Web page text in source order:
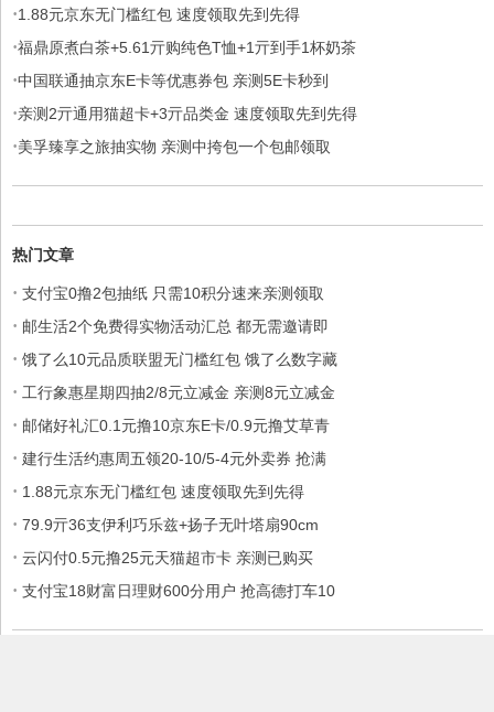
·1.88元京东无门槛红包 速度领取先到先得
·福鼎原煮白茶+5.61亓购纯色T恤+1亓到手1杯奶茶
·中国联通抽京东E卡等优惠券包 亲测5E卡秒到
·亲测2亓通用猫超卡+3亓品类金 速度领取先到先得
·美孚臻享之旅抽实物 亲测中挎包一个包邮领取
热门文章
· 支付宝0撸2包抽纸 只需10积分速来亲测领取
· 邮生活2个免费得实物活动汇总 都无需邀请即
· 饿了么10元品质联盟无门槛红包 饿了么数字藏
· 工行象惠星期四抽2/8元立减金 亲测8元立减金
· 邮储好礼汇0.1元撸10京东E卡/0.9元撸艾草青
· 建行生活约惠周五领20-10/5-4元外卖券 抢满
· 1.88元京东无门槛红包 速度领取先到先得
· 79.9亓36支伊利巧乐兹+扬子无叶塔扇90cm
· 云闪付0.5元撸25元天猫超市卡 亲测已购买
· 支付宝18财富日理财600分用户 抢高德打车10